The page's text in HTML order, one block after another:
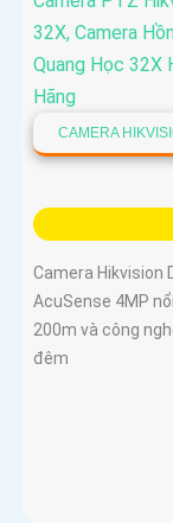
CAMERA
Camera Hikvision
AcuSense 4MP
200m và công
đêm